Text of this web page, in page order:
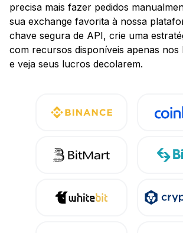
precisa mais fazer pedidos
sua exchange favorita à nossa
chave segura de API, crie uma
com recursos disponíveis apenas nos
e veja seus lucros decolarem.